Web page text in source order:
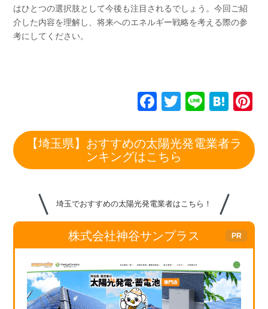
はひとつの選択肢として今後も注目されるでしょう。今回ご紹
介した内容を理解し、将来へのエネルギー戦略を考える際の参
考にしてください。
F
c
e
o
o
k
T
tt
Li
e
H
e
e
【埼玉県】おすすめの太陽光発電業者ラ
ンキングはこちら
埼玉でおすすめの太陽光発電業者はこちら！
株式会社神谷サンプラス